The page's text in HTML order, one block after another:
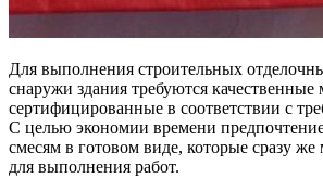
Для выполнения строительных
снаружи здания требуются качественные
сертифицированные в соответствии с
С целью экономии времени
смесям в готовом виде, которые сразу
для выполнения работ.